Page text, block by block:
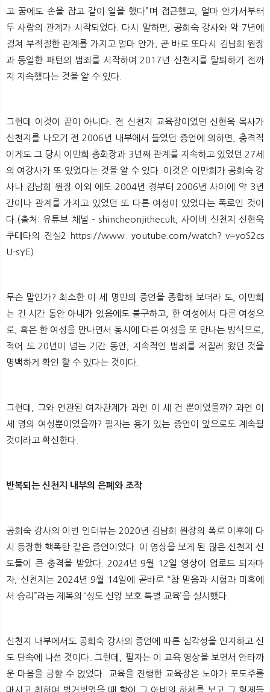
고 꿈에도 손을 잡고 같이 일을 했다”며 접근했고, 얼마 안가서부터
두 사람의 관계가 시작되었다. 다시 말하면, 공희숙 강사와 약 7년에
걸쳐 부적절한 관계를 가지고 얼마 안가, 곧 바로 또다시 김남희 원장
과 동일한 패턴의 범죄를 시작하여 2017년 신천지를 탈퇴하기 전까
지 지속했다는 것을 알 수 있다.
그런데 이것이 끝이 아니다. 전 신천지 교육장이었던 신현욱 목사가
신천지를 나오기 전 2006년 내부에서 들었던 증언에 의하면, 충격적
이게도 그 당시 이만희 총회장과 3년째 관계를 지속하고 있었던 27세
의 여강사가 또 있었다는 것을 알 수 있다. 이것은 이만희가 공희숙 강
사나 김남희 원장 이외 에도 2004년 경부터 2006년 사이에 약 3년
간이나 관계를 가지고 있었던 또 다른 여성이 있었다는 폭로인 것이
다.(출처: 유튜브 채널 – shincheonjithecult, 사이비 신천지 신현욱
쿠테타의 진실2
https://www.
youtube.com/watch? v=yoS2cs
U-sYE)
무슨 말인가? 최소한 이 세 명만의 증언을 종합해 보더라 도, 이만희
는 긴 시간 동안 아내가 있음에도 불구하고, 한 여성에서 다른 여성으
로, 혹은 한 여성을 만나면서 동시에 다른 여성을 또 만나는 방식으로,
적어 도 20년이 넘는 기간 동안, 지속적인 범죄를 저질러 왔던 것을
명백하게 확인 할 수 있다는 것이다.
그런데, 그와 연관된 여자관계가 과연 이 세 건 뿐이었을까? 과연 이
세 명의 여성뿐이었을까? 필자는 용기 있는 증언이 앞으로도 계속될
것이라고 확신한다.
반복되는 신천지 내부의 은폐와 조작
공희숙 강사의 이번 인터뷰는 2020년 김남희 원장의 폭로 이후에 다
시 등장한 핵폭탄 같은 증언이었다. 이 영상을 보게 된 많은 신천지 신
도들이 큰 충격을 받았다. 2024년 9월 12일 영상이 업로드 되자마
자, 신천지는 2024년 9월 14일에 곧바로 “참 믿음과 시험과 미혹에
서 승리”라는 제목의 ‘성도 신앙 보호 특별 교육’을 실시했다.
신천지 내부에서도 공희숙 강사의 증언에 따른 심각성을 인지하고 신
도 단속에 나선 것이다. 그런데, 필자는 이 교육 영상을 보면서 안타까
운 마음을 금할 수 없었다. 교육을 진행한 교육장은 노아가 포도주를
마시고 취하여 벌거벗었을 때 함이 그 아비의 하체를 보고 그 형제들